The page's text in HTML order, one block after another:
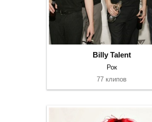
Billy Talent
Рок
77 клипов